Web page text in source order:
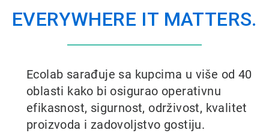
EVERYWHERE IT MATTERS.
Ecolab sarađuje sa kupcima u više od 40
oblasti kako bi osigurao operativnu
efikasnost, sigurnost, održivost, kvalitet
proizvoda i zadovoljstvo gostiju.